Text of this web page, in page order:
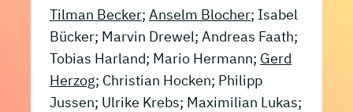
Tilman Becker; Anselm Blocher; Isabel
Bücker; Marvin Drewel; Andreas Faath;
Tobias Harland; Mario Hermann; Gerd
Herzog; Christian Hocken; Philipp
Jussen; Ulrike Krebs; Maximilian Lukas;